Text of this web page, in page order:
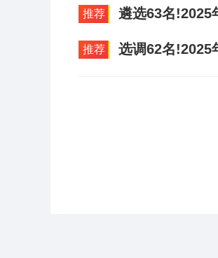
推荐 遴选63名!2025
推荐 选调62名!2025